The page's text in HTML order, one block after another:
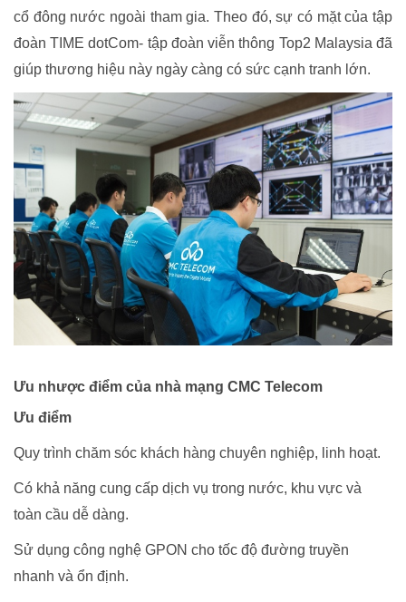
cổ đông nước ngoài tham gia. Theo đó, sự có mặt của tập
đoàn TIME dotCom- tập đoàn viễn thông Top2 Malaysia đã
giúp thương hiệu này ngày càng có sức cạnh tranh lớn.
Ưu nhược điểm của nhà mạng CMC Telecom
Ưu điểm
Quy trình chăm sóc khách hàng chuyên nghiệp, linh hoạt.
Có khả năng cung cấp dịch vụ trong nước, khu vực và
toàn cầu dễ dàng.
Sử dụng công nghệ GPON cho tốc độ đường truyền
nhanh và ổn định.